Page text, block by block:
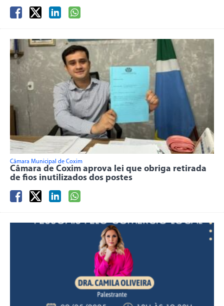
Câmara Municipal de Coxim
Câmara de Coxim aprova lei que obriga retirada
de fios inutilizados dos postes